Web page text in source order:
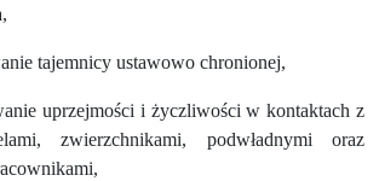
tajemnicy ustawowo chronionej,
uprzejmości i życzliwości w kontaktach z
zwierzchnikami, podwładnymi oraz